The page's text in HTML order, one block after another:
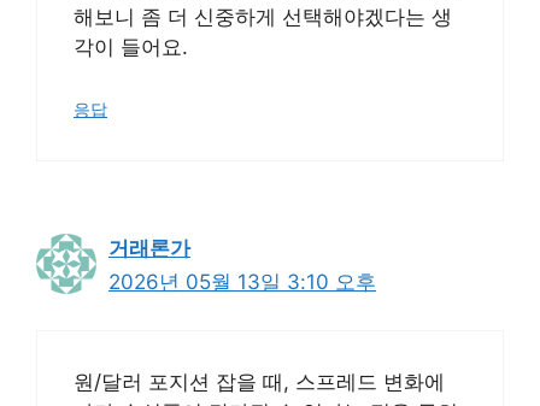
해보니 좀 더 신중하게 선택해야겠다는 생
각이 들어요.
응답
거래론가
2026년 05월 13일 3:10 오후
원/달러 포지션 잡을 때, 스프레드 변화에